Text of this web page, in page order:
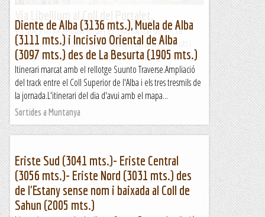
Via que ens ha agradat força i és molt ràpida de fer. La
trobem a l`oest del Coll du Portalet i en uns 20 minuts i
serem als seus peus.Resta completament equipada....
Les altres vies...
Diente de Alba (3136 mts.), Muela de Alba
(3111 mts.) i Incisivo Oriental de Alba
(3097 mts.) des de La Besurta (1905 mts.)
Itinerari marcat amb el rellotge Suunto Traverse.Ampliació
del track entre el Coll Superior de l'Alba i els tres tresmils de
la jornada.L'itinerari del dia d'avui amb el mapa...
Sortides a Muntanya
Eriste Sud (3041 mts.)- Eriste Central
(3056 mts.)- Eriste Nord (3031 mts.) des
de l'Estany sense nom i baixada al Coll de
Sahun (2005 mts.)